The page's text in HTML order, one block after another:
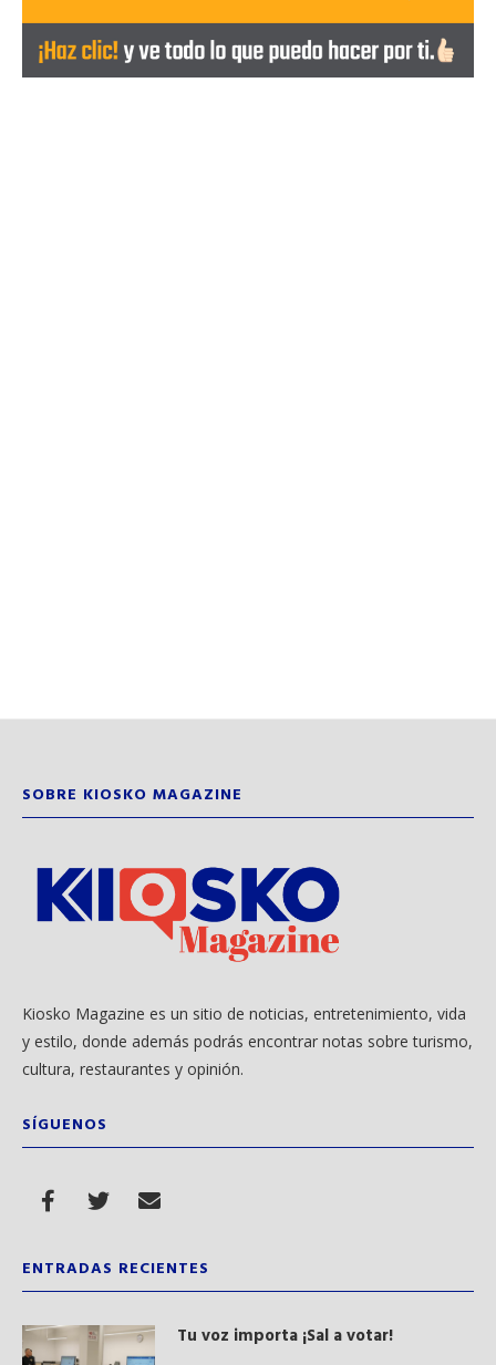
SOBRE KIOSKO MAGAZINE
Kiosko Magazine es un sitio de noticias, entretenimiento, vida
y estilo, donde además podrás encontrar notas sobre turismo,
cultura, restaurantes y opinión.
SÍGUENOS
ENTRADAS RECIENTES
Tu voz importa ¡Sal a votar!